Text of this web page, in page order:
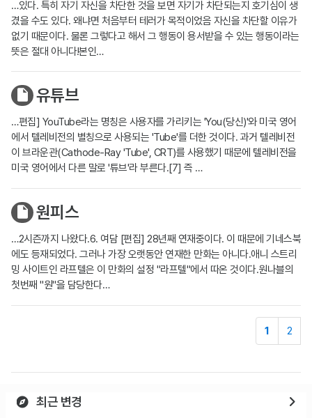
…있다. 특히 자기 자신을 차단한 것을 보면 자기가 차단되는지 호기심이 생
겼을 수도 있다. 왜냐면 처음부터 테러가 목적이었음 자신을 차단할 이유가
없기 때문이다. 물론 그렇다고 해서 그 행동이 용서받을 수 있는 행동이라는
뜻은 절대 아니다!본인…
유튜브
…편집] YouTube라는 명칭은 사용자를 가리키는 'You(당신)'와 미국 영어
에서 텔레비전의 별칭으로 사용되는 'Tube'를 더한 것이다. 과거 텔레비전
이 브라운관(Cathode-Ray 'Tube', CRT)를 사용했기 때문에 텔레비전을
미국 영어에서 다른 말로 '튜브'라 부른다.[7] 즉 …
원피스
…2시즌까지 나왔다.6. 여담 [편집] 28년째 연재중이다. 이 때문에 기네스북
에도 등재되었다. 그러나 가장 오랫동안 연재한 만화는 아니다.애니 스트리
밍 사이트인 라프텔은 이 만화의 설정 "라프텔"에서 따온 것이다.원나블의
첫번째 "원"을 담당한다…
1 2
최근 변경